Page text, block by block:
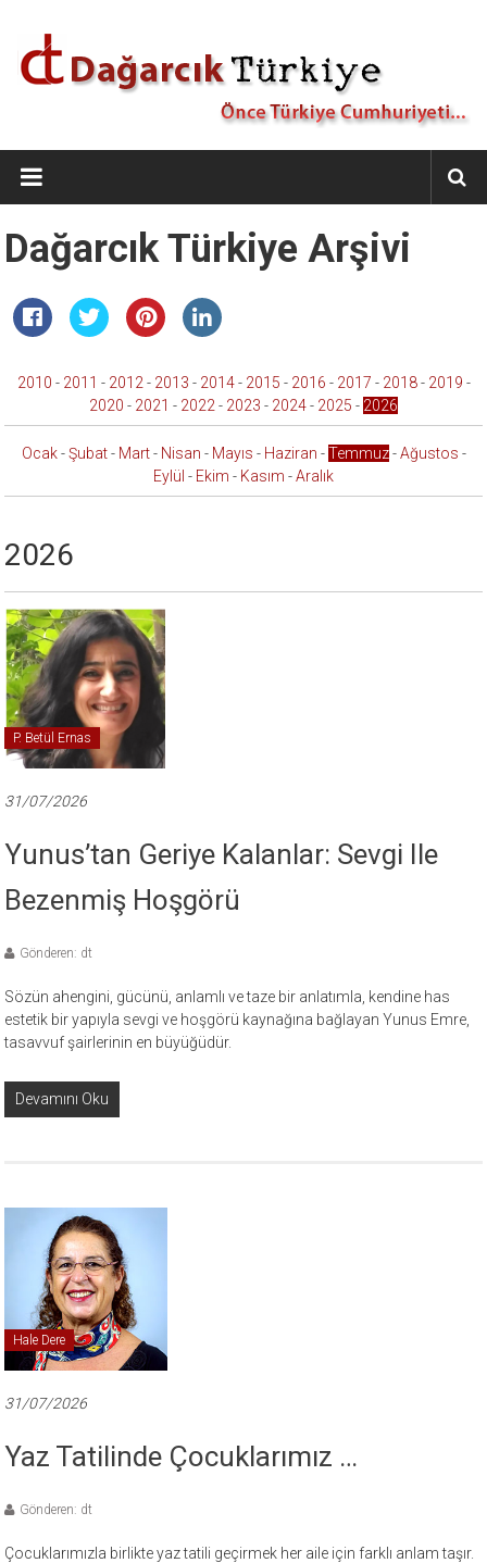
Dağarcık
Türkiye
Önce
Türkiye
Dağarcık Türkiye Arşivi
2010 - 2011 - 2012 - 2013 - 2014- 2015 - 2016 - 2017 - 2018- 2019 -
2020 - 2021 - 2022 - 2023 - 2024- 2025 - 2026
Ocak-Şubat- Mart- Nisan - Mayıs - Haziran -Temmuz-Ağustos -
Eylül - Ekim - Kasım -Aralık
2026
P. Betül Ernas
31/07/2026
Yunus’tan Geriye Kalanlar: Sevgi Ile
Bezenmiş Hoşgörü
Gönderen: dt
Sözün ahengini, gücünü, anlamlı ve taze bir anlatımla, kendine has
estetik bir yapıyla sevgi ve hoşgörü kaynağına bağlayan Yunus Emre,
tasavvuf şairlerinin en büyüğüdür.
Devamını Oku
Hale Dere
31/07/2026
Yaz Tatilinde Çocuklarımız …
Gönderen: dt
Çocuklarımızla birlikte yaz tatili geçirmek her aile için farklı anlam taşır.